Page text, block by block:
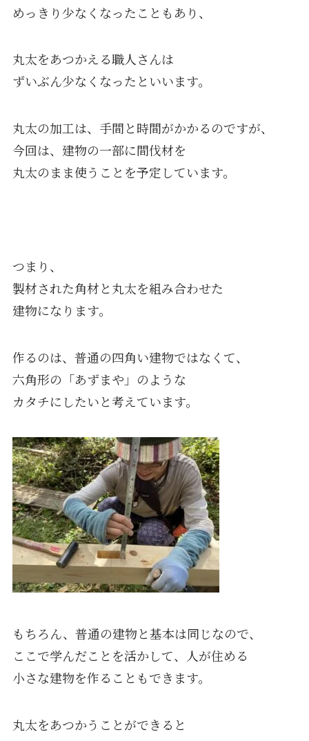
めっきり少なくなったこともあり、
丸太をあつかえる職人さんは
ずいぶん少なくなったといいます。
丸太の加工は、手間と時間がかかるのですが、
今回は、建物の一部に間伐材を
丸太のまま使うことを予定しています。
つまり、
製材された角材と丸太を組み合わせた
建物になります。
作るのは、普通の四角い建物ではなくて、
六角形の「あずまや」のような
カタチにしたいと考えています。
もちろん、普通の建物と基本は同じなので、
ここで学んだことを活かして、人が住める
小さな建物を作ることもできます。
丸太をあつかうことができると